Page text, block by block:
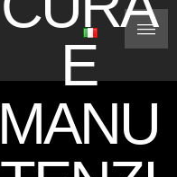
E
MANU